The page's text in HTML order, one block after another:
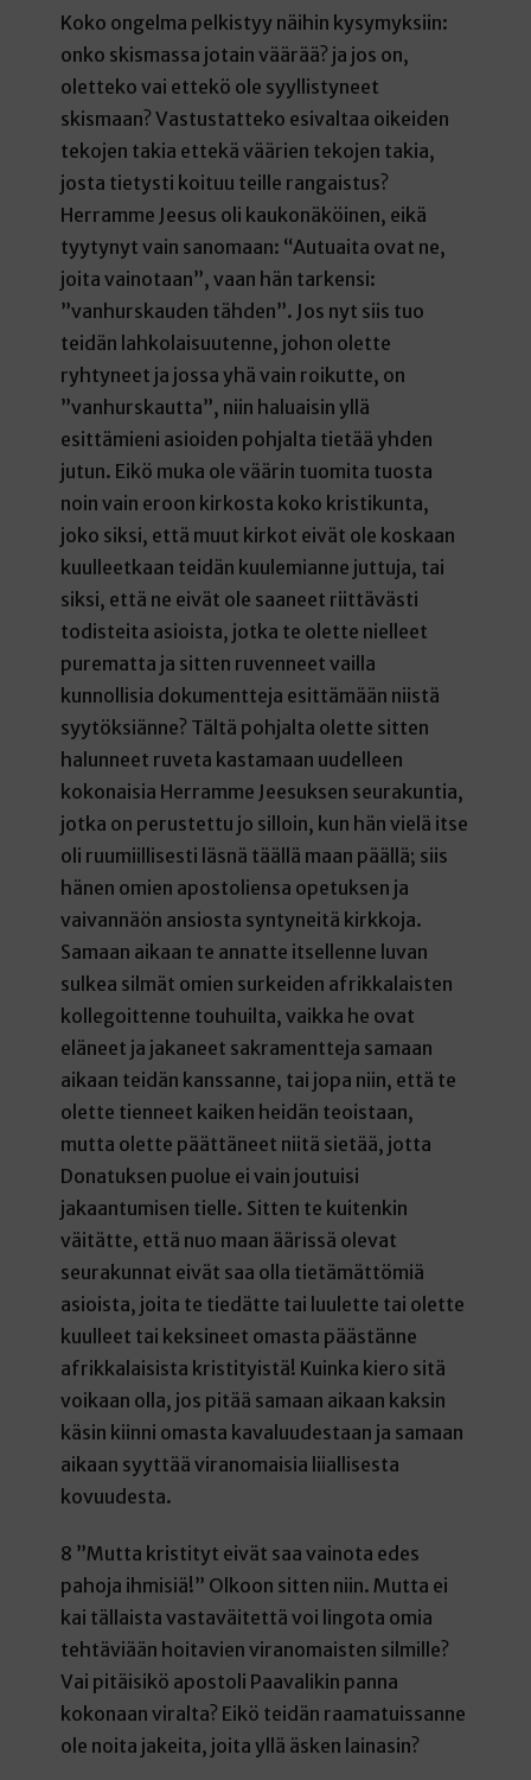
Koko ongelma pelkistyy näihin kysymyksiin:
onko skismassa jotain väärää? ja jos on,
oletteko vai ettekö ole syyllistyneet
skismaan? Vastustatteko esivaltaa oikeiden
tekojen takia ettekä väärien tekojen takia,
josta tietysti koituu teille rangaistus?
Herramme Jeesus oli kaukonäköinen, eikä
tyytynyt vain sanomaan: “Autuaita ovat ne,
joita vainotaan”, vaan hän tarkensi:
”vanhurskauden tähden”. Jos nyt siis tuo
teidän lahkolaisuutenne, johon olette
ryhtyneet ja jossa yhä vain roikutte, on
”vanhurskautta”, niin haluaisin yllä
esittämieni asioiden pohjalta tietää yhden
jutun. Eikö muka ole väärin tuomita tuosta
noin vain eroon kirkosta koko kristikunta,
joko siksi, että muut kirkot eivät ole koskaan
kuulleetkaan teidän kuulemianne juttuja, tai
siksi, että ne eivät ole saaneet riittävästi
todisteita asioista, jotka te olette nielleet
purematta ja sitten ruvenneet vailla
kunnollisia dokumentteja esittämään niistä
syytöksiänne? Tältä pohjalta olette sitten
halunneet ruveta kastamaan uudelleen
kokonaisia Herramme Jeesuksen seurakuntia,
jotka on perustettu jo silloin, kun hän vielä itse
oli ruumiillisesti läsnä täällä maan päällä; siis
hänen omien apostoliensa opetuksen ja
vaivannäön ansiosta syntyneitä kirkkoja.
Samaan aikaan te annatte itsellenne luvan
sulkea silmät omien surkeiden afrikkalaisten
kollegoittenne touhuilta, vaikka he ovat
eläneet ja jakaneet sakramentteja samaan
aikaan teidän kanssanne, tai jopa niin, että te
olette tienneet kaiken heidän teoistaan,
mutta olette päättäneet niitä sietää, jotta
Donatuksen puolue ei vain joutuisi
jakaantumisen tielle. Sitten te kuitenkin
väitätte, että nuo maan äärissä olevat
seurakunnat eivät saa olla tietämättömiä
asioista, joita te tiedätte tai luulette tai olette
kuulleet tai keksineet omasta päästänne
afrikkalaisista kristityistä! Kuinka kiero sitä
voikaan olla, jos pitää samaan aikaan kaksin
käsin kiinni omasta kavaluudestaan ja samaan
aikaan syyttää viranomaisia liiallisesta
kovuudesta.
8 ”Mutta kristityt eivät saa vainota edes
pahoja ihmisiä!” Olkoon sitten niin. Mutta ei
kai tällaista vastaväitettä voi lingota omia
tehtäviään hoitavien viranomaisten silmille?
Vai pitäisikö apostoli Paavalikin panna
kokonaan viralta? Eikö teidän raamatuissanne
ole noita jakeita, joita yllä äsken lainasin?